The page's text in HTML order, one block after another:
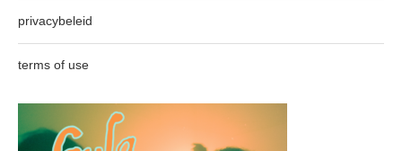
privacybeleid
terms of use